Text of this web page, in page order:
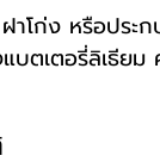
าโก่ง หรือประ
เตอรี่ลิเธียม